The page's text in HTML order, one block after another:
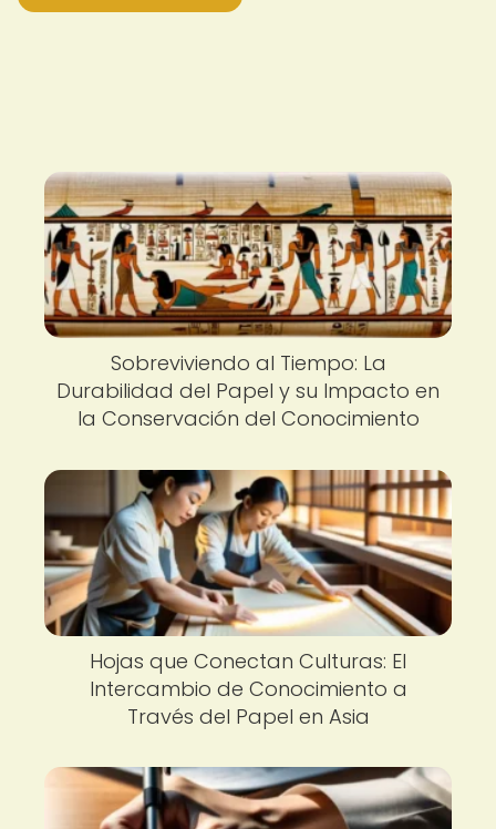
Sobreviviendo al Tiempo: La
Durabilidad del Papel y su Impacto en
la Conservación del Conocimiento
Hojas que Conectan Culturas: El
Intercambio de Conocimiento a
Través del Papel en Asia